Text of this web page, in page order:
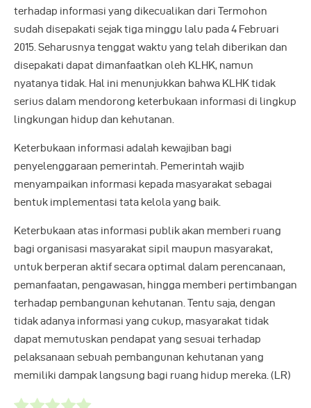
terhadap informasi yang dikecualikan dari Termohon
sudah disepakati sejak tiga minggu lalu pada 4 Februari
2015. Seharusnya tenggat waktu yang telah diberikan dan
disepakati dapat dimanfaatkan oleh KLHK, namun
nyatanya tidak. Hal ini menunjukkan bahwa KLHK tidak
serius dalam mendorong keterbukaan informasi di lingkup
lingkungan hidup dan kehutanan.
Keterbukaan informasi adalah kewajiban bagi
penyelenggaraan pemerintah. Pemerintah wajib
menyampaikan informasi kepada masyarakat sebagai
bentuk implementasi tata kelola yang baik.
Keterbukaan atas informasi publik akan memberi ruang
bagi organisasi masyarakat sipil maupun masyarakat,
untuk berperan aktif secara optimal dalam perencanaan,
pemanfaatan, pengawasan, hingga memberi pertimbangan
terhadap pembangunan kehutanan. Tentu saja, dengan
tidak adanya informasi yang cukup, masyarakat tidak
dapat memutuskan pendapat yang sesuai terhadap
pelaksanaan sebuah pembangunan kehutanan yang
memiliki dampak langsung bagi ruang hidup mereka. (LR)